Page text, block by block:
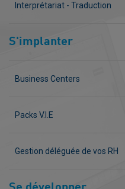
Interprétariat - Traduction
S'implanter
Business Centers
Packs V.I.E
Gestion déléguée de vos RH